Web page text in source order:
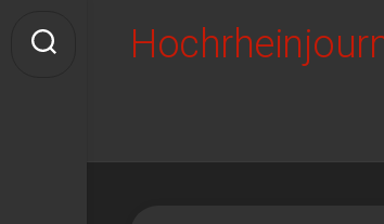
content